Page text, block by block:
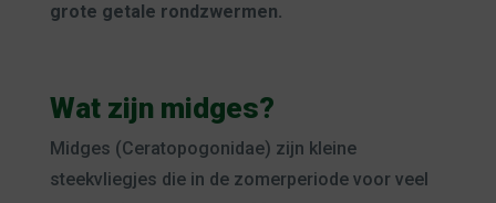
grote getale rondzwermen.
Wat zijn midges?
Midges (Ceratopogonidae) zijn kleine
steekvliegjes die in de zomerperiode voor veel